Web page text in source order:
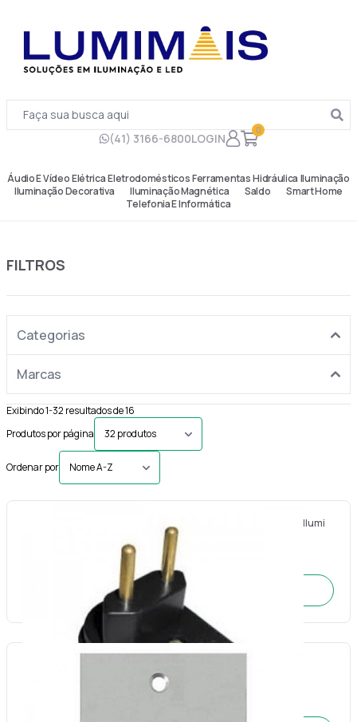
(41) 3166-6800LOGIN
0
Áudio E VídeoElétricaEletrodomésticosFerramentasHidráulica Iluminação
Iluminação Decorativa
Iluminação Magnética Saldo
Smart Home
Telefonia E Informática
FILTROS
Categorias
Marcas
Exibindo 1-32 resultados de 16
Produtos por página
Ordenar por
Kit com 10 Plugue prensa cabo macho 2p 20a gig preto 90º-Ilumi
Cód.: 3103
SOLICITE O ORÇAMENTO
Cód.: 4054